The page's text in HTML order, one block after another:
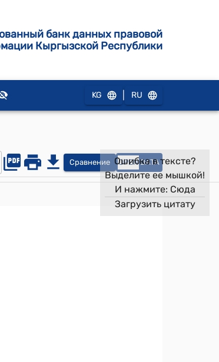
банк данных правовой
Кыргызской Республики
KG RU
Сравнение OPEN DATA
Ошибка в тексте?
Выделите ее мышкой!
И нажмите: Сюда
Загрузить цитату